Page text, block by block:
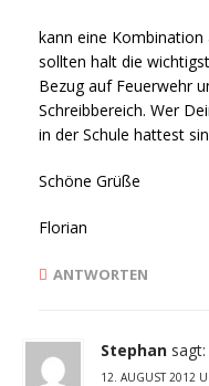
kann eine Kombination
sollten halt die
Bezug auf Feuerwehr
Schreibbereich. Wer
in der Schule hattest
Schöne Grüße
Florian
ANTWORTEN
Stephan sagt:
12. AUGUST 2012